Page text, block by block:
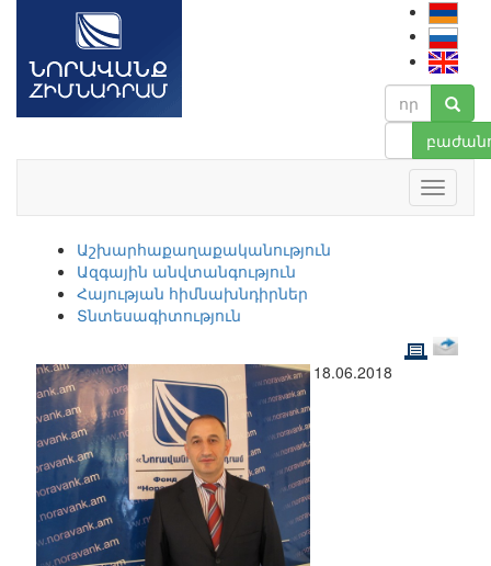
Աշխարհաքաղաքականություն
Ազգային անվտանգություն
Հայության հիմնախնդիրներ
Տնտեսագիտություն
18.06.2018